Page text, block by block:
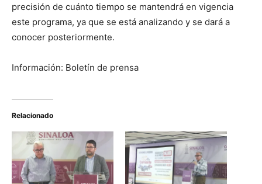
precisión de cuánto tiempo se mantendrá en vigencia
este programa, ya que se está analizando y se dará a
conocer posteriormente.
Información: Boletín de prensa
Relacionado